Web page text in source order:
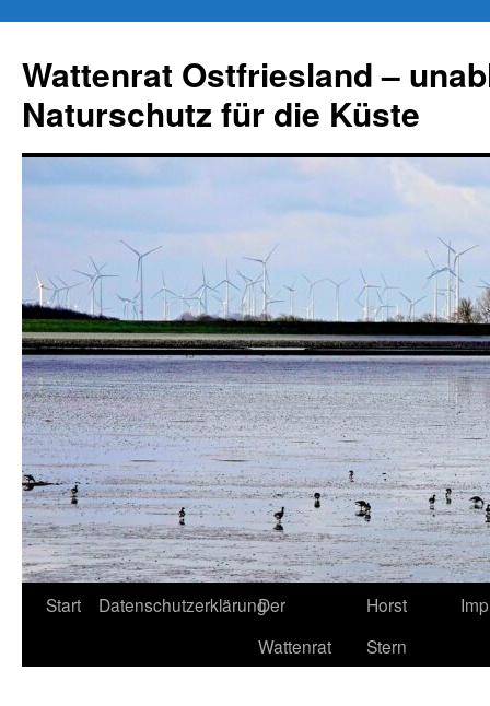
springen
Wattenrat Ostfriesland –
Naturschutz für die Küste
Start DatenschutzerklärungDer
Wattenrat
Horst
Stern